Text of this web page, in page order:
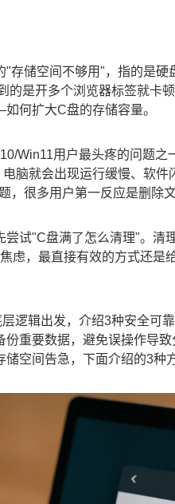
"存储空间不够用"，指的是
的是开多个浏览器标签就卡
何扩大C盘的存储容量。
Win11用户最头疼的问题
脑就会出现运行缓慢、软
，很多用户第一反应是删除
尝试"C盘满了怎么清理"。清
虑，最直接有效的方式还是
逻辑出发，介绍3种安全可
份重要数据，避免误操作导
空间告急，下面介绍的3种